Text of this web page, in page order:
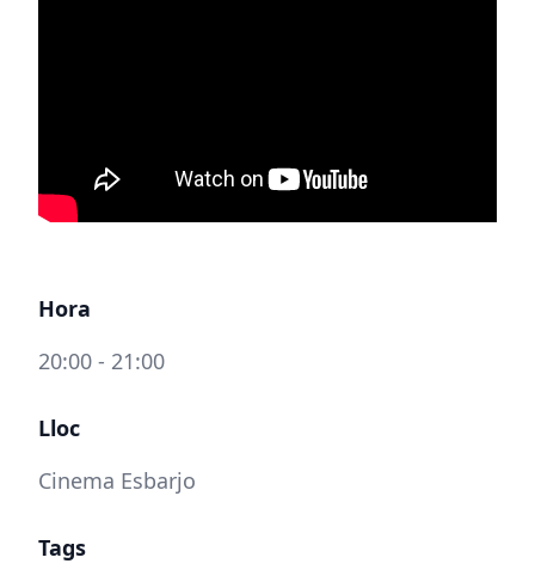
Hora
20:00 - 21:00
Lloc
Cinema Esbarjo
Tags